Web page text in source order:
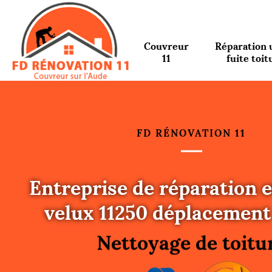
Couvreur
11
Réparation
fuite
FD RÉNOVATION 11
Entreprise de réparation
velux 11250
Urgence fuite
Changement de
Nettoyage de